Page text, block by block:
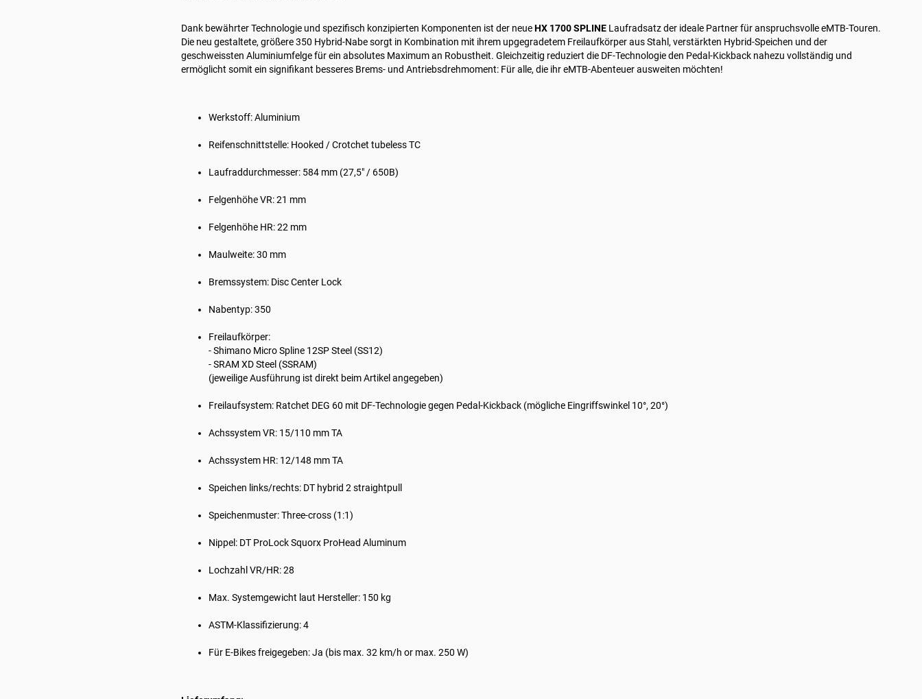
Dank bewährter Technologie und spezifisch konzipierten Komponenten ist der neueHX 1700 SPLINE Laufradsatz der ideale Partner für anspruchsvolle eMTB-Touren.
Die neu gestaltete, größere 350 Hybrid-Nabe sorgt in Kombination mit ihrem upgegradetem Freilaufkörper aus Stahl, verstärkten Hybrid-Speichen und der
geschweissten Aluminiumfelge für ein absolutes Maximum an Robustheit. Gleichzeitig reduziert die DF-Technologie den Pedal‑Kickback nahezu vollständig und
ermöglicht somit ein signifikant besseres Brems- und Antriebsdrehmoment: Für alle, die ihr eMTB-Abenteuer ausweiten möchten!
Werkstoff: Aluminium
Reifenschnittstelle: Hooked / Crotchet tubeless TC
Laufraddurchmesser: 584 mm (27,5" / 650B)
Felgenhöhe VR: 21 mm
Felgenhöhe HR: 22 mm
Maulweite: 30 mm
Bremssystem: Disc Center Lock
Nabentyp: 350
Freilaufkörper:
- Shimano Micro Spline 12SP Steel (SS12)
- SRAM XD Steel (SSRAM)
(jeweilige Ausführung ist direkt beim Artikel angegeben)
Freilaufsystem: Ratchet DEG 60 mit DF-Technologie gegen Pedal-Kickback (mögliche Eingriffswinkel 10°, 20°)
Achssystem VR: 15/110 mm TA
Achssystem HR: 12/148 mm TA
Speichen links/rechts: DT hybrid 2 straightpull
Speichenmuster: Three-cross (1:1)
Nippel: DT ProLock Squorx ProHead Aluminum
Lochzahl VR/HR: 28
Max. Systemgewicht laut Hersteller: 150 kg
ASTM-Klassifizierung: 4
Für E-Bikes freigegeben: Ja (bis max. 32 km/h or max. 250 W)